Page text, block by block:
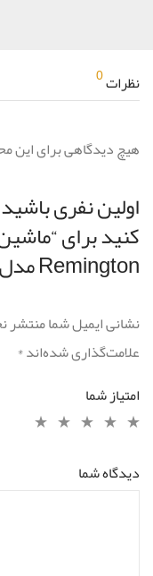
نظرات0
هیچ دیدگاهی برای
اولین نفری
کنید برای
Remington مدل PG400‎ ”
نشانی ایمیل شما منتشر
علامت‌گذاری شده‌اند*
امتیاز شما
دیدگاه شما